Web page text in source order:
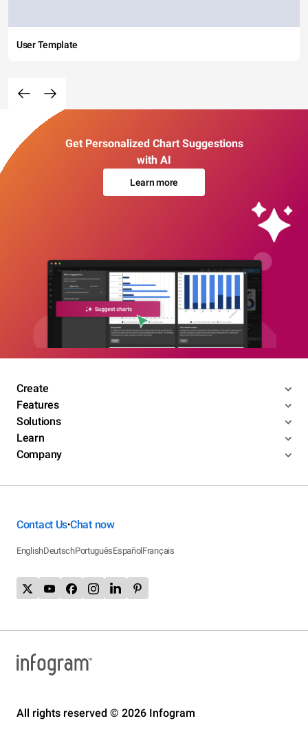
User Template
Get Personalized Chart Suggestions
with AI
Learn more
Create
Features
Solutions
Learn
Company
Contact Us•Chat now
EnglishDeutschPortuguêsEspañolFrançais
All rights reserved © 2026 Infogram